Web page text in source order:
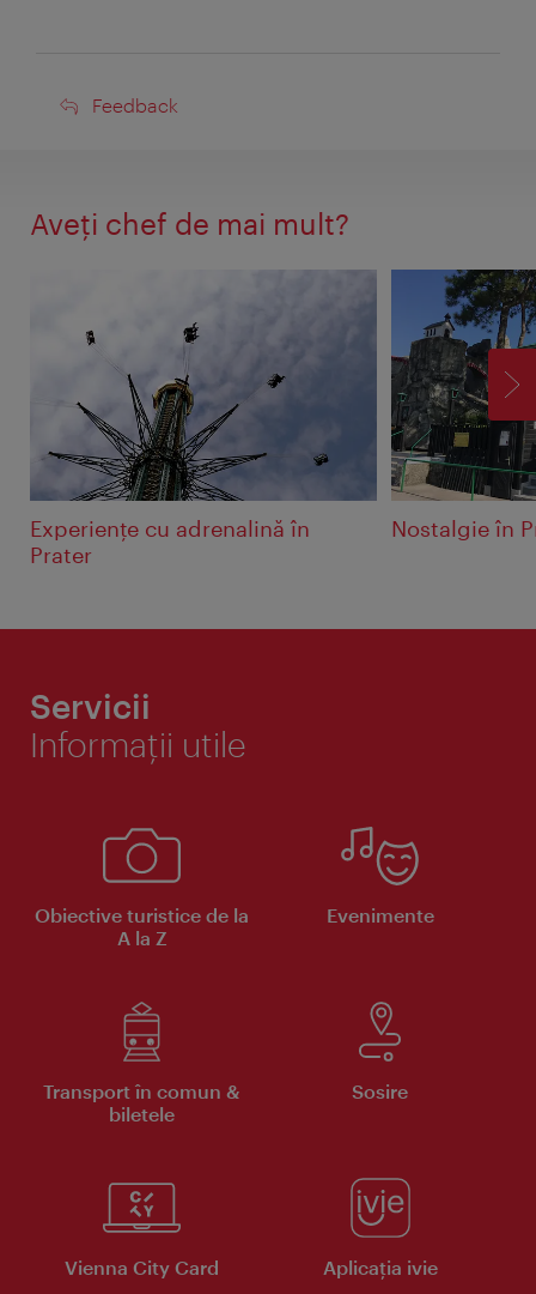
Feedback
Feedback
Aveţi chef de mai mult?
Experienţe cu adrenalină în
Prater
Nostalgie în
Servicii
Informaţii utile
Obiective turistice de la
A la Z
Evenimente
Transport în comun &
biletele
Sosire
Vienna City Card Aplicaţia ivie